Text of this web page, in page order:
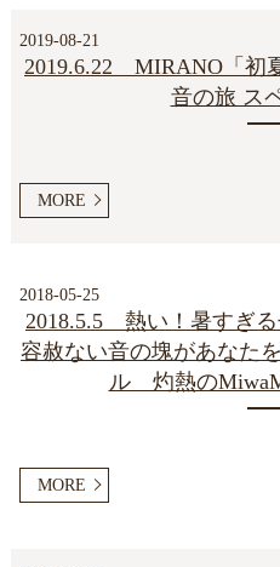
2019-08-21
2019.6.22 MIRANO「初
音の旅 ス
MORE
2018-05-25
2018.5.5 熱い！暑すぎる
容赦ない音の塊があなた
ル 灼熱の
MORE